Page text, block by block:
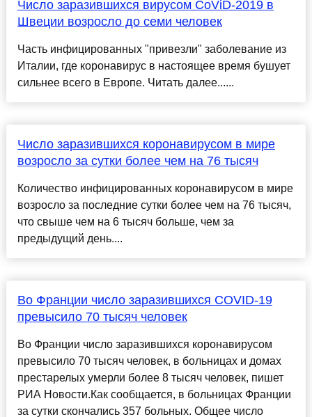
Число заразившихся вирусом CoViD-2019 в
Швеции возросло до семи человек
Часть инфицированных "привезли" заболевание из
Италии, где коронавирус в настоящее время бушует
сильнее всего в Европе. Читать далее......
Число заразившихся коронавирусом в мире
возросло за сутки более чем на 76 тысяч
Количество инфицированных коронавирусом в мире
возросло за последние сутки более чем на 76 тысяч,
что свыше чем на 6 тысяч больше, чем за
предыдущий день....
Во Франции число заразившихся COVID-19
превысило 70 тысяч человек
Во Франции число заразившихся коронавирусом
превысило 70 тысяч человек, в больницах и домах
престарелых умерли более 8 тысяч человек, пишет
РИА Новости.Как сообщается, в больницах Франции
за сутки скончались 357 больных. Общее число